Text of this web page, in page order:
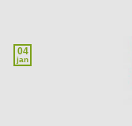
04
jan